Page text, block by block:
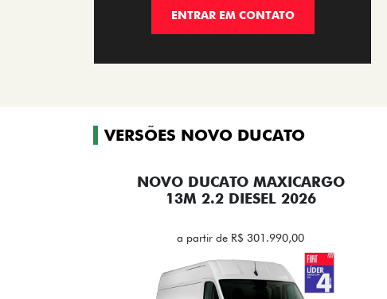
ENTRAR EM CONTATO
VERSÕES NOVO DUCATO
NOVO DUCATO MAXICARGO
13M 2.2 DIESEL 2026
a partir de R$ 301.990,00